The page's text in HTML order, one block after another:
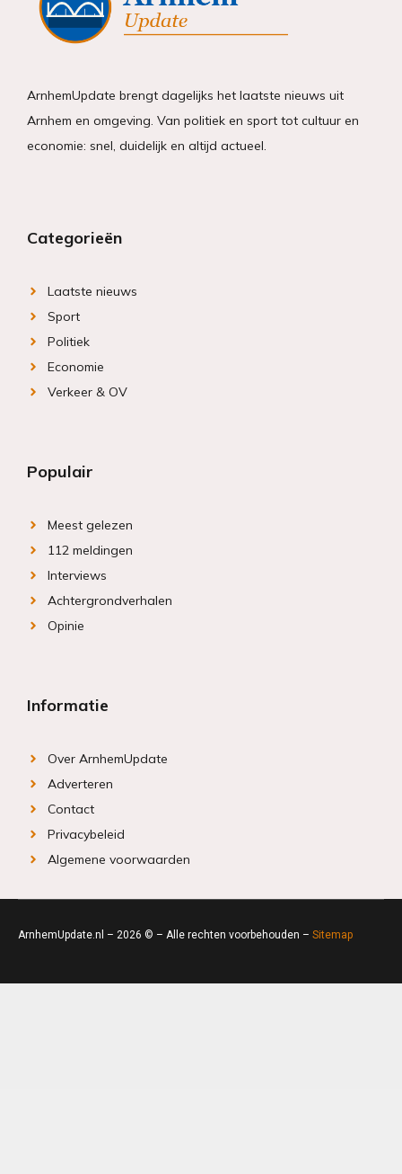
ArnhemUpdate brengt dagelijks het laatste nieuws uit
Arnhem en omgeving. Van politiek en sport tot cultuur en
economie: snel, duidelijk en altijd actueel.
Categorieën
Laatste nieuws
Sport
Politiek
Economie
Verkeer & OV
Populair
Meest gelezen
112 meldingen
Interviews
Achtergrondverhalen
Opinie
Informatie
Over ArnhemUpdate
Adverteren
Contact
Privacybeleid
Algemene voorwaarden
ArnhemUpdate.nl – 2026 © – Alle rechten voorbehouden – Sitemap